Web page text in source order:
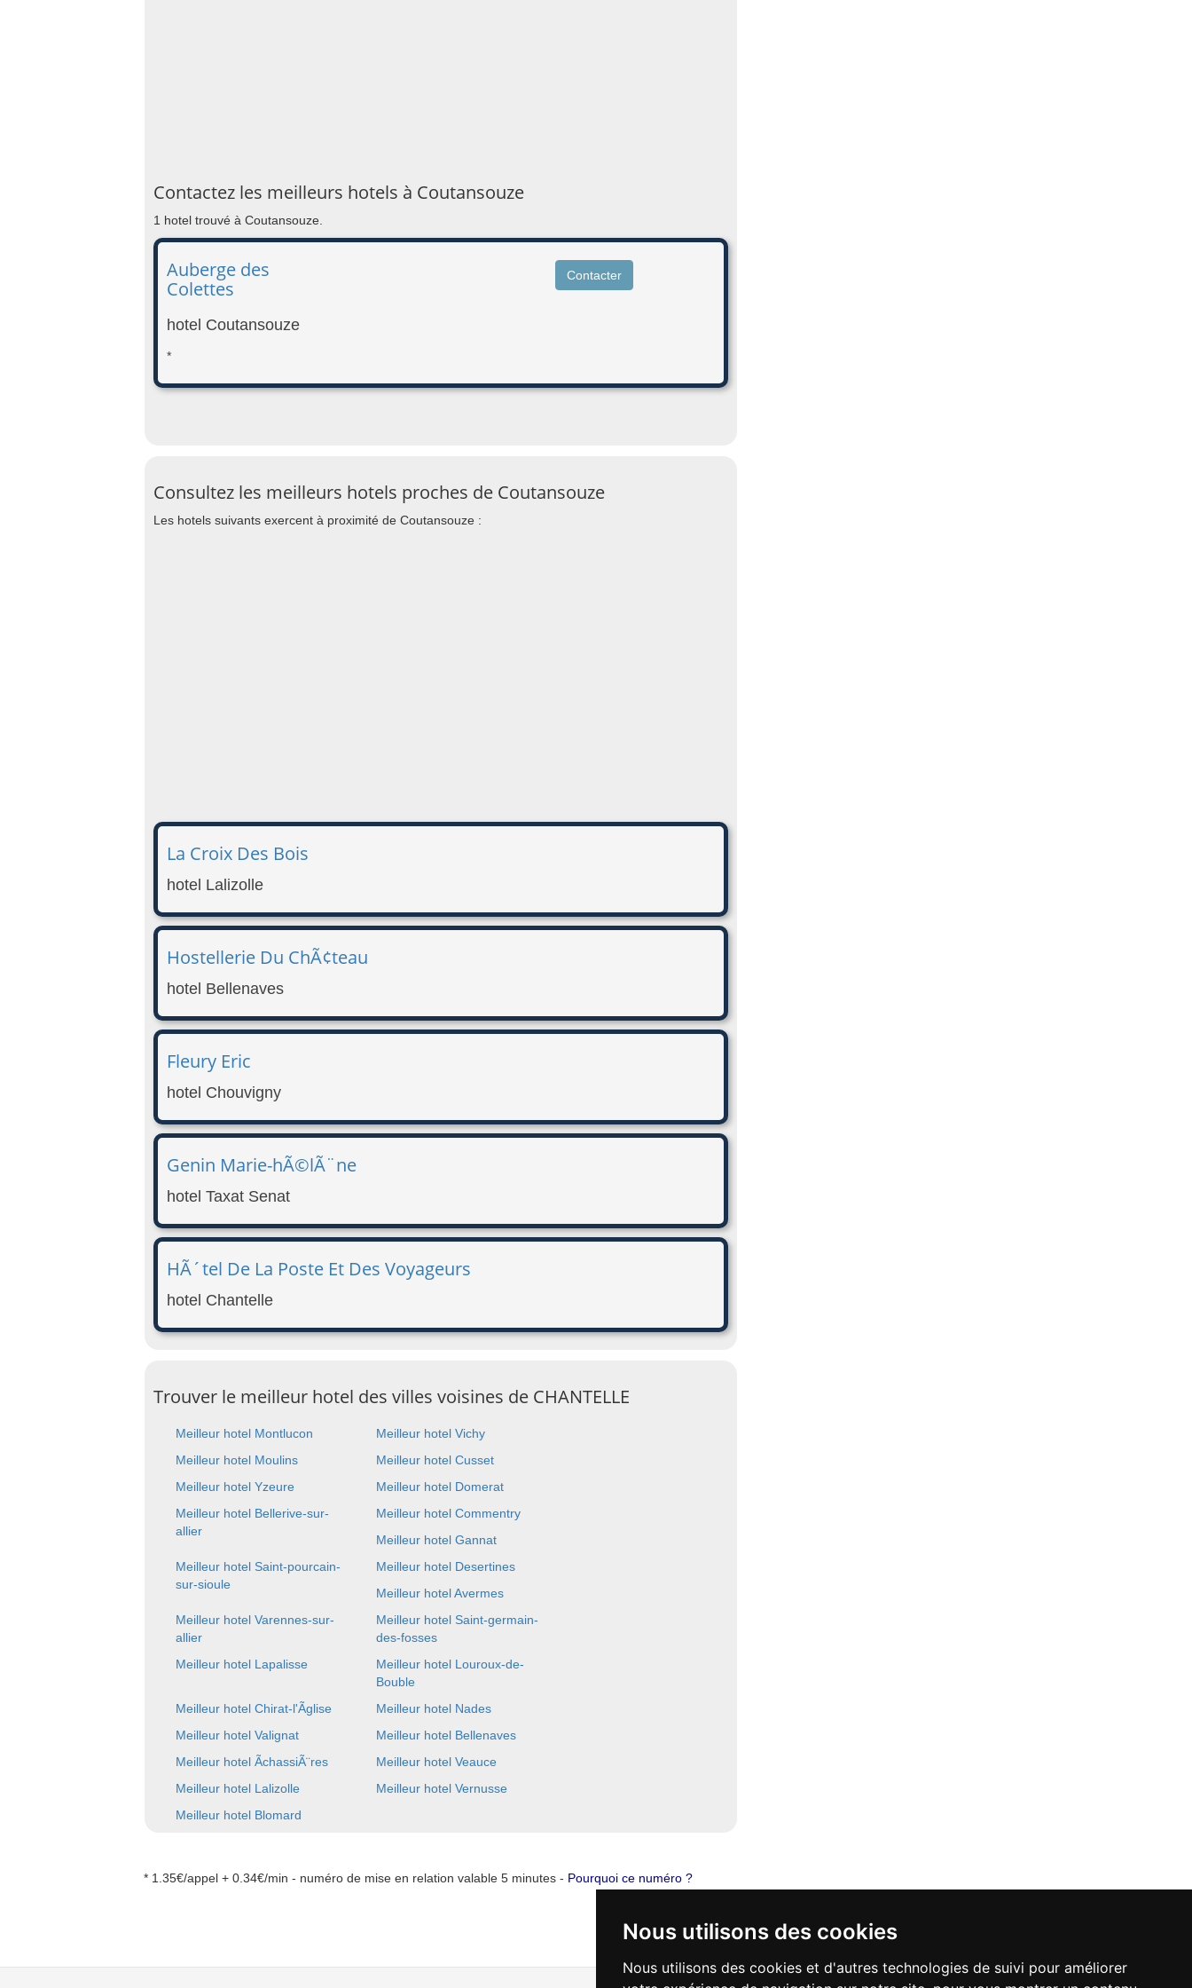
Nous utilisons des cookies
Nous utilisons des cookies et d'autres technologies de suivi pour améliorer
Contactez les meilleurs hotels à Coutansouze
1 hotel trouvé à Coutansouze.
Auberge des
Colettes
Contacter
hotel Coutansouze
*
Consultez les meilleurs hotels proches de Coutansouze
Les hotels suivants exercent à proximité de Coutansouze :
La Croix Des Bois
hotel Lalizolle
Hostellerie Du ChÃ¢teau
hotel Bellenaves
Fleury Eric
hotel Chouvigny
Genin Marie-hÃ©lÃ¨ne
hotel Taxat Senat
HÃ´tel De La Poste Et Des Voyageurs
hotel Chantelle
Trouver le meilleur hotel des villes voisines de CHANTELLE
Meilleur hotel Montlucon
Meilleur hotel Vichy
Meilleur hotel Moulins
Meilleur hotel Cusset
Meilleur hotel Yzeure
Meilleur hotel Domerat
Meilleur hotel Bellerive-sur-
allier
Meilleur hotel Commentry
Meilleur hotel Gannat
Meilleur hotel Saint-pourcain-
sur-sioule
Meilleur hotel Desertines
Meilleur hotel Avermes
Meilleur hotel Varennes-sur-
allier
Meilleur hotel Saint-germain-
des-fosses
Meilleur hotel Lapalisse
Meilleur hotel Louroux-de-
Bouble
Meilleur hotel Chirat-l'Ãglise
Meilleur hotel Nades
Meilleur hotel Valignat
Meilleur hotel Bellenaves
Meilleur hotel ÃchassiÃ¨res
Meilleur hotel Veauce
Meilleur hotel Lalizolle
Meilleur hotel Vernusse
Meilleur hotel Blomard
* 1.35€/appel + 0.34€/min - numéro de mise en relation valable 5 minutes - Pourquoi ce numéro ?